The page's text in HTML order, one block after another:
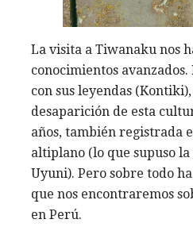
La visita a Tiwanaku nos
conocimientos
con sus leyendas
desaparición de esta
años, también registrada
altiplano (lo que supuso
Uyuni). Pero sobre todo
que nos encontraremos
en Perú.